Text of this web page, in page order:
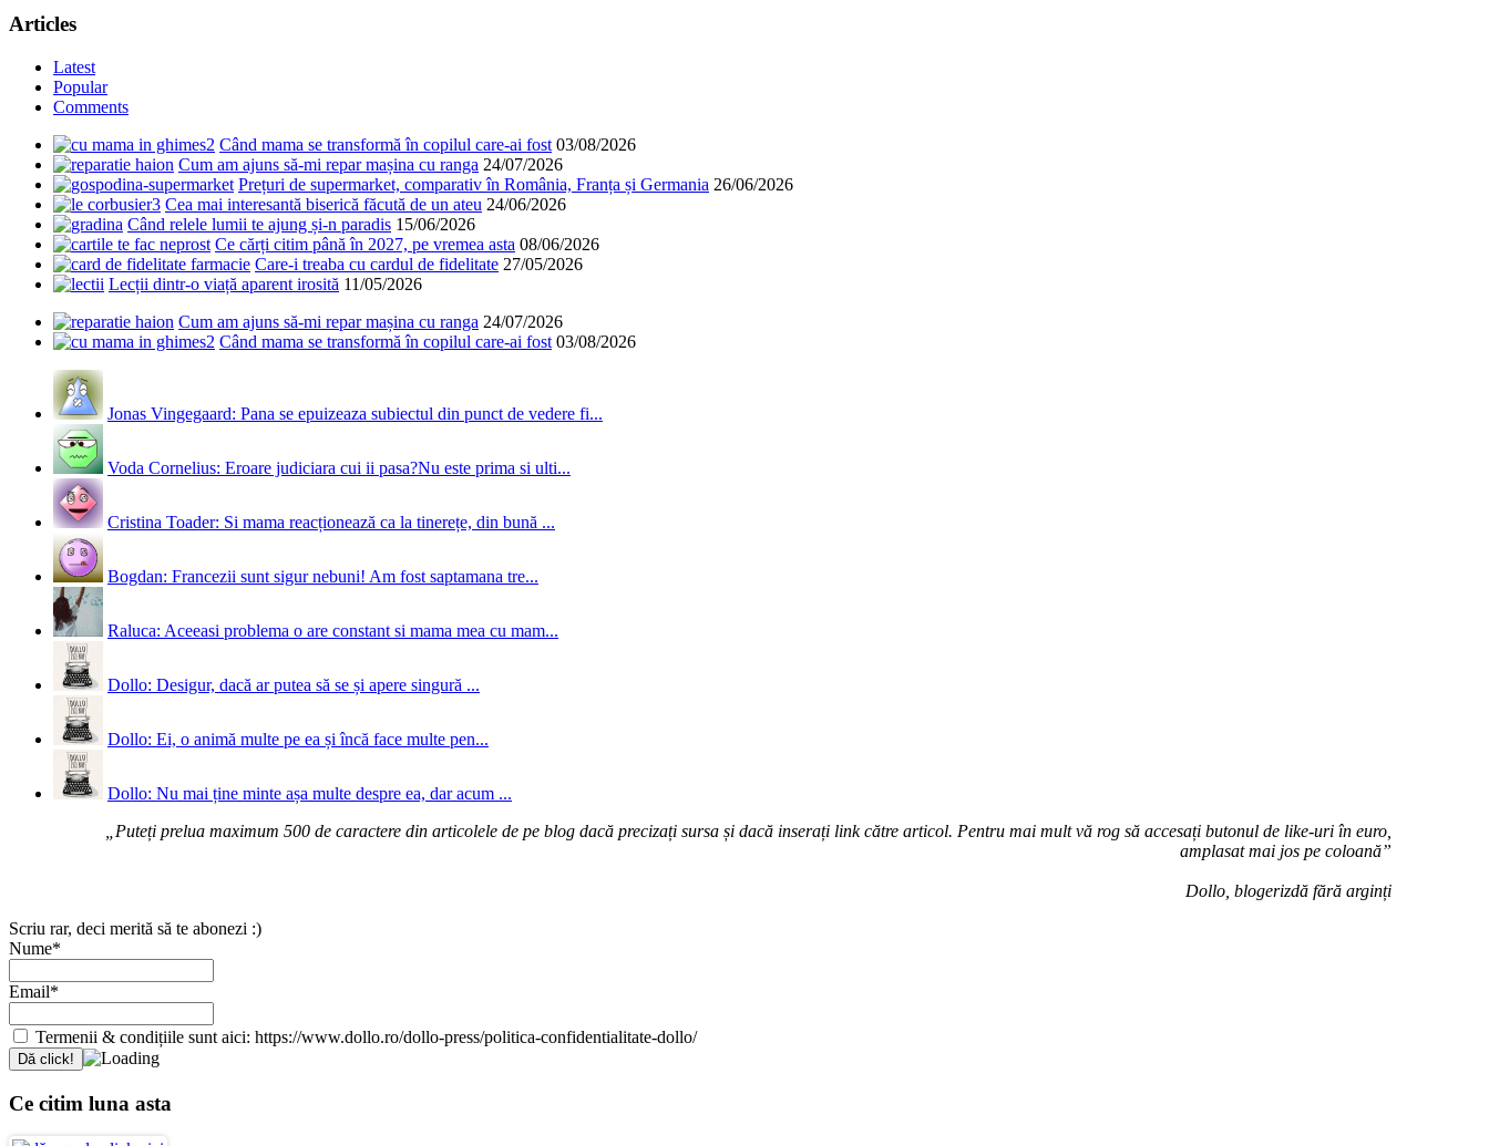
Articles
Latest
Popular
Comments
Când mama se transformă în copilul care-ai fost 03/08/2026
Cum am ajuns să-mi repar mașina cu ranga 24/07/2026
Prețuri de supermarket, comparativ în România, Franța și Germania 26/06/2026
Cea mai interesantă biserică făcută de un ateu 24/06/2026
Când relele lumii te ajung și-n paradis 15/06/2026
Ce cărți citim până în 2027, pe vremea asta 08/06/2026
Care-i treaba cu cardul de fidelitate 27/05/2026
Lecții dintr-o viață aparent irosită 11/05/2026
Cum am ajuns să-mi repar mașina cu ranga 24/07/2026
Când mama se transformă în copilul care-ai fost 03/08/2026
Jonas Vingegaard: Pana se epuizeaza subiectul din punct de vedere fi...
Voda Cornelius: Eroare judiciara cui ii pasa?Nu este prima si ulti...
Cristina Toader: Si mama reacționează ca la tinerețe, din bună ...
Bogdan: Francezii sunt sigur nebuni! Am fost saptamana tre...
Raluca: Aceeasi problema o are constant si mama mea cu mam...
Dollo: Desigur, dacă ar putea să se și apere singură ...
Dollo: Ei, o animă multe pe ea și încă face multe pen...
Dollo: Nu mai ține minte așa multe despre ea, dar acum ...
„Puteți prelua maximum 500 de caractere din articolele de pe blog dacă precizați sursa și dacă inserați link către articol. Pentru mai mult vă rog să accesați butonul de like-uri în euro,
amplasat mai jos pe coloană”
Dollo, blogerizdă fără arginți
Scriu rar, deci merită să te abonezi :)
Nume*
Email*
Termenii & condițiile sunt aici: https://www.dollo.ro/dollo-press/politica-confidentialitate-dollo/
Ce citim luna asta